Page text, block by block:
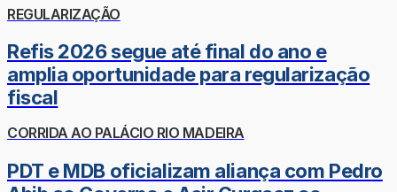
REGULARIZAÇÃO
Refis 2026 segue até final do ano e
amplia oportunidade para regularização
fiscal
CORRIDA AO PALÁCIO RIO MADEIRA
PDT e MDB oficializam aliança com Pedro